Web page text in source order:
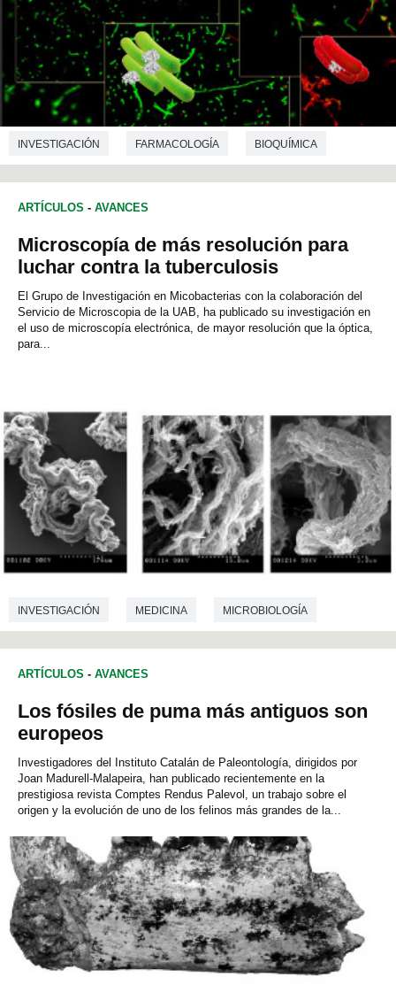
INVESTIGACIÓN FARMACOLOGÍA BIOQUÍMICA
MICROBIOLOGÍA
ARTÍCULOS - AVANCES
Microscopía de más resolución para
luchar contra la tuberculosis
El Grupo de Investigación en Micobacterias con la colaboración del
Servicio de Microscopia de la UAB, ha publicado su investigación en
el uso de microscopía electrónica, de mayor resolución que la óptica,
para...
INVESTIGACIÓN MEDICINA MICROBIOLOGÍA
ARTÍCULOS - AVANCES
Los fósiles de puma más antiguos son
europeos
Investigadores del Instituto Catalán de Paleontología, dirigidos por
Joan Madurell-Malapeira, han publicado recientemente en la
prestigiosa revista Comptes Rendus Palevol, un trabajo sobre el
origen y la evolución de uno de los felinos más grandes de la...